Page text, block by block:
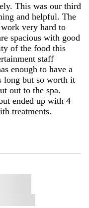
This was our third
and helpful. The
very hard to
spacious with good
of the food this
staff
enough to have a
long but so worth it
out to the spa.
ended up with 4
treatments.